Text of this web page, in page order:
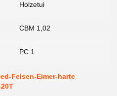
Holzetui
CBM 1,02
PC 1
Felsen-Eimer-harte